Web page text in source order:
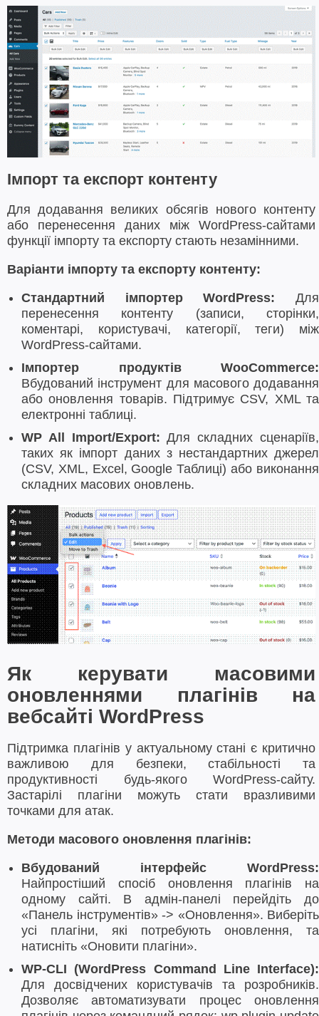
Імпорт та експорт контенту
Для додавання великих обсягів нового контенту
або перенесення даних між WordPress-сайтами
функції імпорту та експорту стають незамінними.
Варіанти імпорту та експорту контенту:
Стандартний імпортер WordPress: Для
перенесення контенту (записи, сторінки,
коментарі, користувачі, категорії, теги) між
WordPress-сайтами.
Імпортер продуктів WooCommerce:
Вбудований інструмент для масового додавання
або оновлення товарів. Підтримує CSV, XML та
електронні таблиці.
WP All Import/Export: Для складних сценаріїв,
таких як імпорт даних з нестандартних джерел
(CSV, XML, Excel, Google Таблиці) або виконання
складних масових оновлень.
Як керувати масовими
оновленнями плагінів на
вебсайті WordPress
Підтримка плагінів у актуальному стані є критично
важливою для безпеки, стабільності та
продуктивності будь-якого WordPress-сайту.
Застарілі плагіни можуть стати вразливими
точками для атак.
Методи масового оновлення плагінів:
Вбудований інтерфейс WordPress:
Найпростіший спосіб оновлення плагінів на
одному сайті. В адмін-панелі перейдіть до
«Панель інструментів» -> «Оновлення». Виберіть
усі плагіни, які потребують оновлення, та
натисніть «Оновити плагіни».
WP-CLI (WordPress Command Line Interface):
Для досвідчених користувачів та розробників.
Дозволяє автоматизувати процес оновлення